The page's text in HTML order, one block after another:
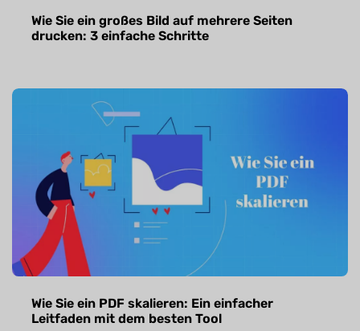
Wie Sie ein großes Bild auf mehrere Seiten
drucken: 3 einfache Schritte
Wie Sie ein PDF skalieren: Ein einfacher
Leitfaden mit dem besten Tool